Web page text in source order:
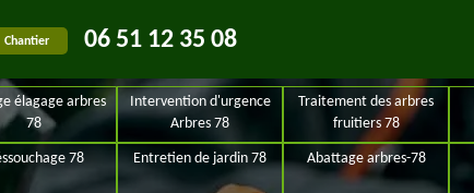
Chantier 06 51 12 35 08
élagage arbres
78
Intervention d'urgence
Arbres 78
Traitement des arbres
fruitiers 78
78 Entretien de jardin 78 Abattage arbres-78